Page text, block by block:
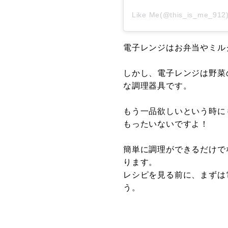
Like
電子レンジはお弁当やミ
しかし、電子レンジは野
な調理器具です。
もう一品欲しいという時
もったいないですよ！
簡単に調理ができるだけ
ります。
レシピを見る前に、まず
う。